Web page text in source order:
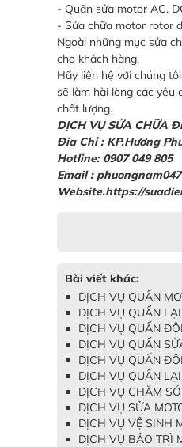
- Quấn sửa motor AC,
- Sửa chữa motor rotor
Ngoài những mục sửa
cho khách hàng.
Hãy liên hệ với chúng
sẽ làm hài lòng các yêu
chất lượng.
DỊCH VỤ SỬA CHỮA
Đia Chỉ : KP.Hương
Hotline: 0907 049 805
Email :
Website.https://
Bài viết khác:
DỊCH VỤ QUẤN
DỊCH VỤ QUẤN
DỊCH VỤ QUẤN
DỊCH VỤ QUẤN
DỊCH VỤ QUẤN
DỊCH VỤ QUẤN
DỊCH VỤ CHĂM
DỊCH VỤ SỬA
DỊCH VỤ VỆ SINH
DỊCH VỤ BẢO TRÌ